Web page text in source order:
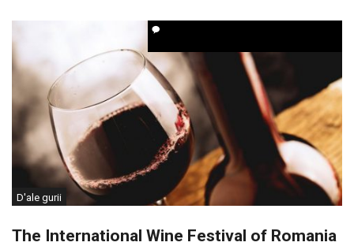
D'ale gurii
The International Wine Festival of Romania